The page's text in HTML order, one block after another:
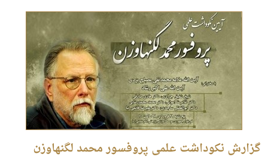
گزارش نکوداشت علمی پروفسور محمد لگنهاوزن